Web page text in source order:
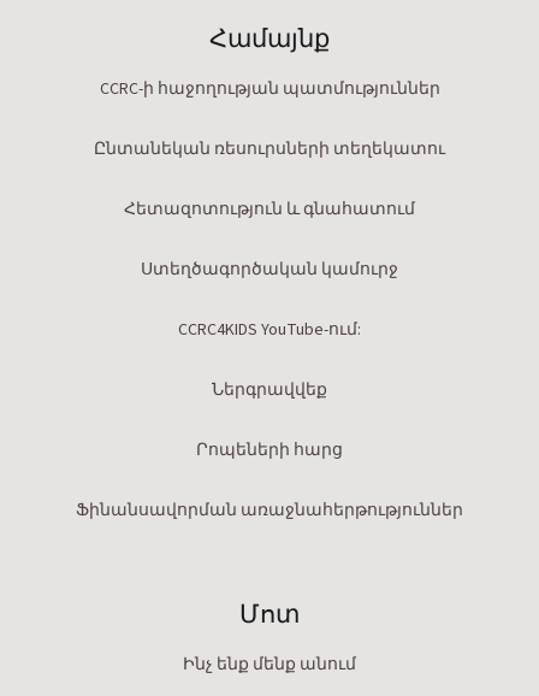
Համայնք
CCRC-ի հաջողության պատմություններ
Ընտանեկան ռեսուրսների տեղեկատու
Հետազոտություն և գնահատում
Ստեղծագործական կամուրջ
CCRC4KIDS YouTube-ում:
Ներգրավվեք
Րոպեների հարց
Ֆինանսավորման առաջնահերթություններ
Մոտ
Ինչ ենք մենք անում